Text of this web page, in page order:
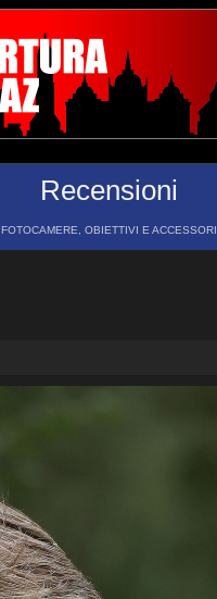
Recensioni
FOTOCAMERE, OBIETTIVI E ACCESSORI